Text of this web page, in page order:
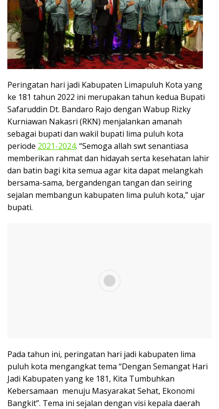
Peringatan hari jadi Kabupaten Limapuluh Kota yang
ke 181 tahun 2022 ini merupakan tahun kedua Bupati
Safaruddin Dt. Bandaro Rajo dengan Wabup Rizky
Kurniawan Nakasri (RKN) menjalankan amanah
sebagai bupati dan wakil bupati lima puluh kota
periode 2021-2024. “Semoga allah swt senantiasa
memberikan rahmat dan hidayah serta kesehatan lahir
dan batin bagi kita semua agar kita dapat melangkah
bersama-sama, bergandengan tangan dan seiring
sejalan membangun kabupaten lima puluh kota,” ujar
bupati.
Pada tahun ini, peringatan hari jadi kabupaten lima
puluh kota mengangkat tema “Dengan Semangat Hari
Jadi Kabupaten yang ke 181, Kita Tumbuhkan
Kebersamaan menuju Masyarakat Sehat, Ekonomi
Bangkit”. Tema ini sejalan dengan visi kepala daerah